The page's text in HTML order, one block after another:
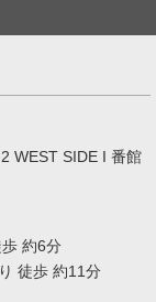
WEST SIDE I 番館
約6分
徒歩 約11分